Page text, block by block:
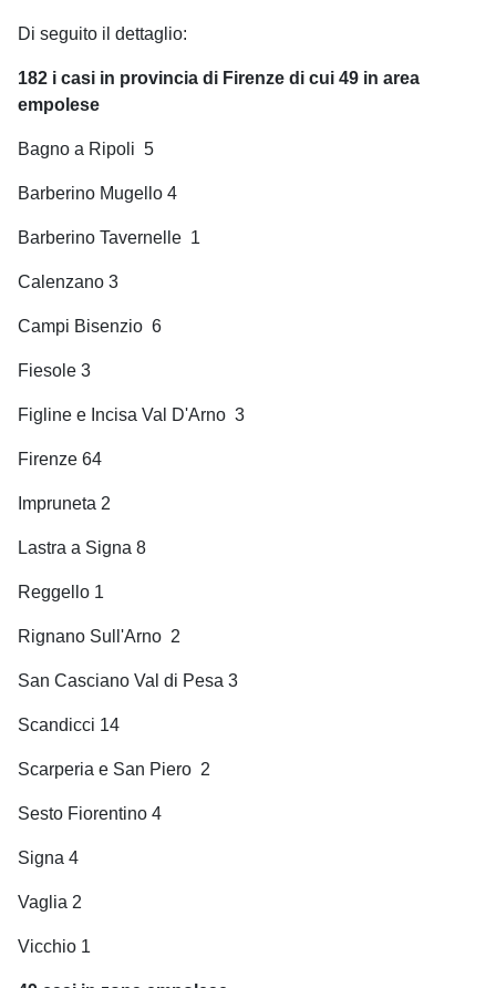
Di seguito il dettaglio:
182 i casi in provincia di Firenze di cui 49 in area
empolese
Bagno a Ripoli 5
Barberino Mugello 4
Barberino Tavernelle 1
Calenzano 3
Campi Bisenzio 6
Fiesole 3
Figline e Incisa Val D'Arno 3
Firenze 64
Impruneta 2
Lastra a Signa 8
Reggello 1
Rignano Sull'Arno 2
San Casciano Val di Pesa 3
Scandicci 14
Scarperia e San Piero 2
Sesto Fiorentino 4
Signa 4
Vaglia 2
Vicchio 1